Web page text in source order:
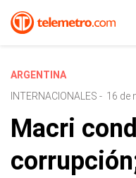
ARGENTINA
INTERNACIONALES - 16 de
Macri